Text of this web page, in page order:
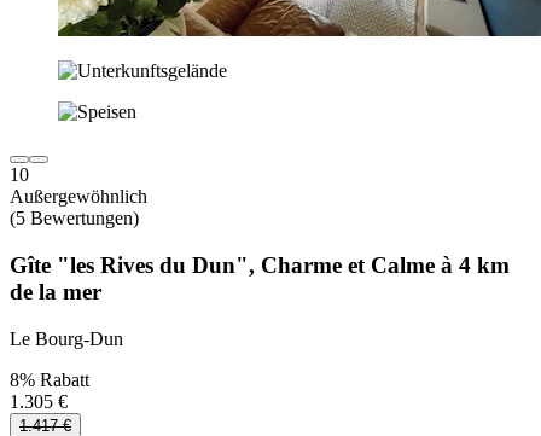
10
Außergewöhnlich
(5 Bewertungen)
Gîte "les Rives du Dun", Charme et Calme à 4 km
de la mer
Le Bourg-Dun
8% Rabatt
1.305 €
1.417 €